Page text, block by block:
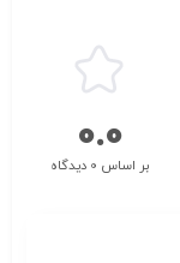
0.0
بر اساس 0 دیدگاه